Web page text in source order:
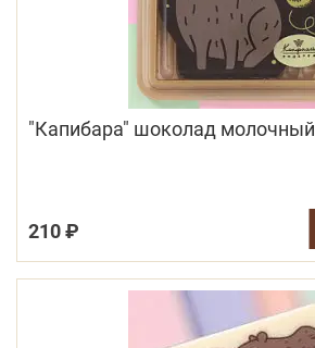
"Капибара" шоколад молочный
210 ₽